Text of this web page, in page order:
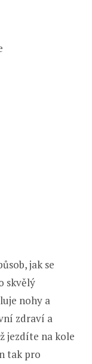
jak se
skvělý
nohy a
zdraví a
jezdíte na kole
tak pro